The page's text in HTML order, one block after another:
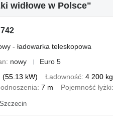
widłowe w Polsce"
- ładowarka teleskopowa
nowy
Euro 5
(55.13 kW) Ładowność 4 200 kg
7 m Pojemność łyżki